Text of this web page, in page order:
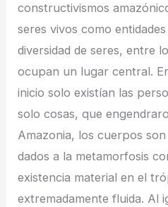
constructivismos
seres vivos como
diversidad de seres, entre
ocupan un lugar central.
inicio solo existían las
solo cosas, que
Amazonia, los cuerpos
dados a la metamorfosis
existencia material en el
extremadamente fluida. Al